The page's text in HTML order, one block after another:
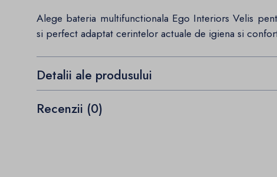
Alege bateria multifunctionala Ego Interiors Velis
si perfect adaptat cerintelor actuale de igiena si
Detalii ale produsului
Recenzii (0)